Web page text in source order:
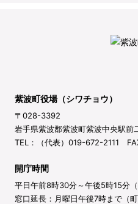
紫波町役場（シワチョウ）
〒028-3392
岩手県紫波郡紫波町紫波中央駅前
TEL：（代表）019-672-2111
開庁時間
平日午前8時30分～午後5時15分（
窓口延長：月曜日午後7時まで（町